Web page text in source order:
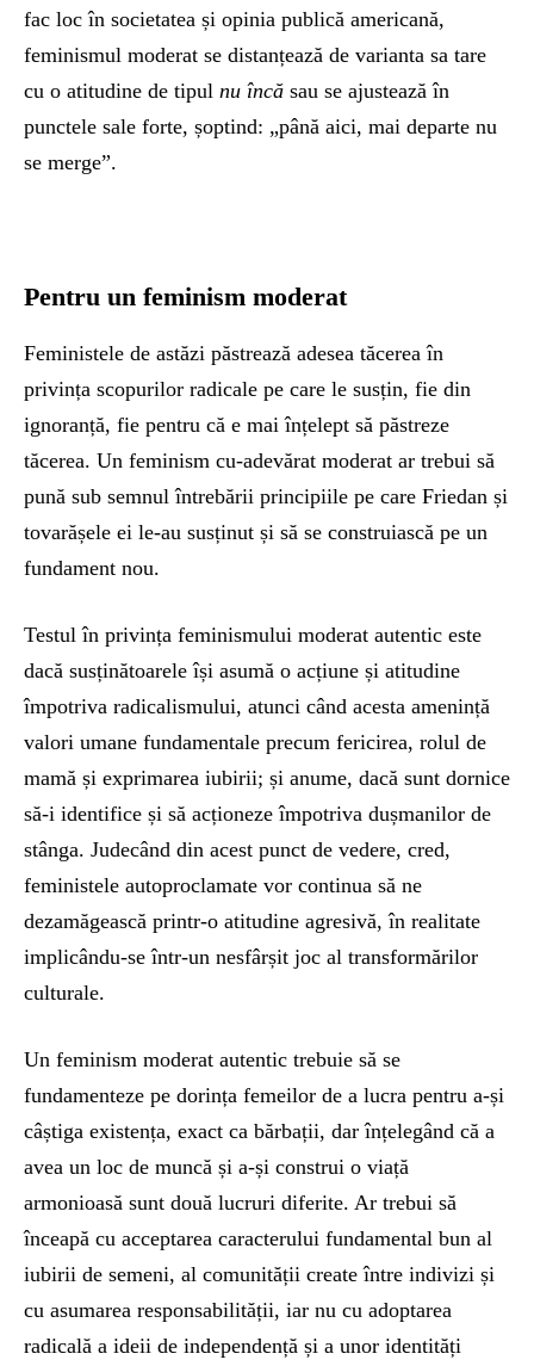
fac loc în societatea și opinia publică americană,
feminismul moderat se distanțează de varianta sa tare
cu o atitudine de tipul nu încă sau se ajustează în
punctele sale forte, șoptind: „până aici, mai departe nu
se merge”.
Pentru un feminism moderat
Feministele de astăzi păstrează adesea tăcerea în
privința scopurilor radicale pe care le susțin, fie din
ignoranță, fie pentru că e mai înțelept să păstreze
tăcerea. Un feminism cu-adevărat moderat ar trebui să
pună sub semnul întrebării principiile pe care Friedan și
tovarășele ei le-au susținut și să se construiască pe un
fundament nou.
Testul în privința feminismului moderat autentic este
dacă susținătoarele își asumă o acțiune și atitudine
împotriva radicalismului, atunci când acesta amenință
valori umane fundamentale precum fericirea, rolul de
mamă și exprimarea iubirii; și anume, dacă sunt dornice
să-i identifice și să acționeze împotriva dușmanilor de
stânga. Judecând din acest punct de vedere, cred,
feministele autoproclamate vor continua să ne
dezamăgească printr-o atitudine agresivă, în realitate
implicându-se într-un nesfârșit joc al transformărilor
culturale.
Un feminism moderat autentic trebuie să se
fundamenteze pe dorința femeilor de a lucra pentru a-și
câștiga existența, exact ca bărbații, dar înțelegând că a
avea un loc de muncă și a-și construi o viață
armonioasă sunt două lucruri diferite. Ar trebui să
înceapă cu acceptarea caracterului fundamental bun al
iubirii de semeni, al comunității create între indivizi și
cu asumarea responsabilității, iar nu cu adoptarea
radicală a ideii de independență și a unor identități